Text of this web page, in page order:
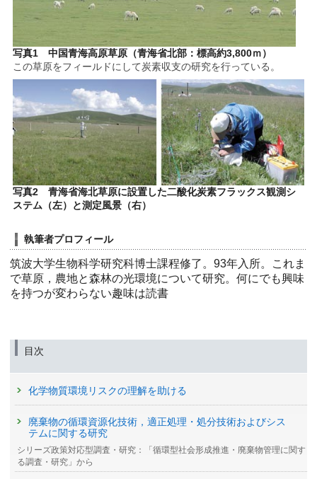
写真1 中国青海高原草原（青海省北部：標高約3,800ｍ）
この草原をフィールドにして炭素収支の研究を行っている。
写真2 青海省海北草原に設置した二酸化炭素フラックス観測シ
ステム（左）と測定風景（右）
執筆者プロフィール
筑波大学生物科学研究科博士課程修了。93年入所。これま
で草原，農地と森林の光環境について研究。何にでも興味
を持つが変わらない趣味は読書
目次
化学物質環境リスクの理解を助ける
廃棄物の循環資源化技術，適正処理・処分技術およびシス
テムに関する研究
シリーズ政策対応型調査・研究：「循環型社会形成推進・廃棄物管理に関す
る調査・研究」から